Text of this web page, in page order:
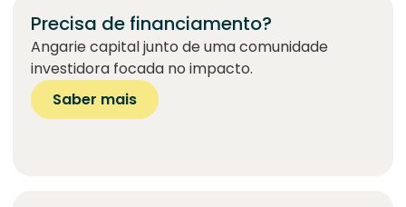
Precisa de financiamento?
Angarie capital junto de uma comunidade
investidora focada no impacto.
Saber mais